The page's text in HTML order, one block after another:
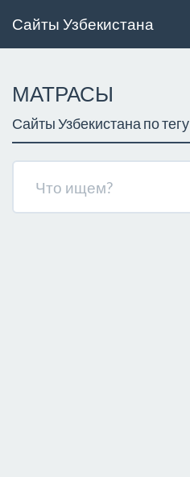
Сайты Узбекистана
МАТРАСЫ
Сайты Узбекистана по тегу